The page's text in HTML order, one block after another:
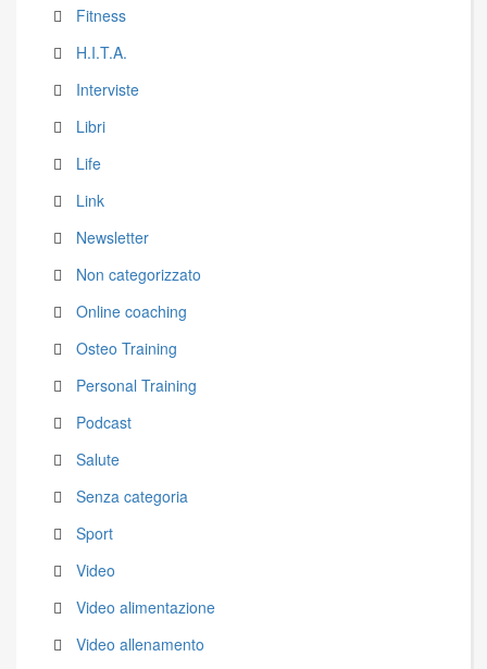
Fitness
H.I.T.A.
Interviste
Libri
Life
Link
Newsletter
Non categorizzato
Online coaching
Osteo Training
Personal Training
Podcast
Salute
Senza categoria
Sport
Video
Video alimentazione
Video allenamento